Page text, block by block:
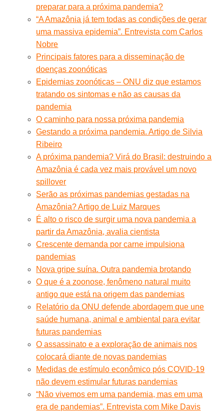
preparar para a próxima pandemia?
“A Amazônia já tem todas as condições de gerar
uma massiva epidemia”. Entrevista com Carlos
Nobre
Principais fatores para a disseminação de
doenças zoonóticas
Epidemias zoonóticas – ONU diz que estamos
tratando os sintomas e não as causas da
pandemia
O caminho para nossa próxima pandemia
Gestando a próxima pandemia. Artigo de Silvia
Ribeiro
A próxima pandemia? Virá do Brasil: destruindo a
Amazônia é cada vez mais provável um novo
spillover
Serão as próximas pandemias gestadas na
Amazônia? Artigo de Luiz Marques
É alto o risco de surgir uma nova pandemia a
partir da Amazônia, avalia cientista
Crescente demanda por carne impulsiona
pandemias
Nova gripe suína. Outra pandemia brotando
O que é a zoonose, fenômeno natural muito
antigo que está na origem das pandemias
Relatório da ONU defende abordagem que une
saúde humana, animal e ambiental para evitar
futuras pandemias
O assassinato e a exploração de animais nos
colocará diante de novas pandemias
Medidas de estímulo econômico pós COVID-19
não devem estimular futuras pandemias
“Não vivemos em uma pandemia, mas em uma
era de pandemias”. Entrevista com Mike Davis